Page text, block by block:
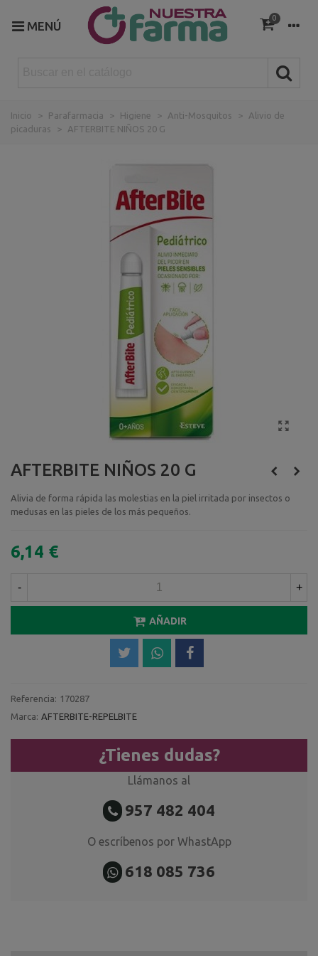
MENÚ
0
Inicio > Parafarmacia > Higiene > Anti-Mosquitos >
Alivio de
picaduras
> AFTERBITE NIÑOS 20 G
AFTERBITE NIÑOS 20 G
Alivia de forma rápida las molestias en la piel irritada por insectos o
medusas en las pieles de los más pequeños.
6,14 €
- +
AÑADIR
Referencia: 170287
Marca: AFTERBITE-REPELBITE
¿Tienes dudas?
Llámanos al
957 482 404
O escríbenos por WhastApp
618 085 736